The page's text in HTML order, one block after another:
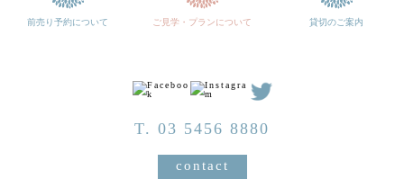
前売り予約について ご見学・プランについて 貸切のご案内
T. 03 5456 8880
contact